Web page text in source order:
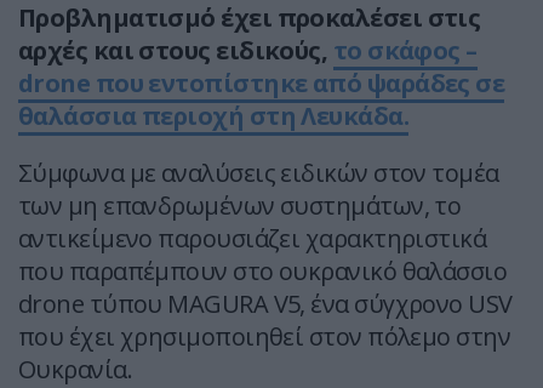
Προβληματισμό έχει προκαλέσει στις
αρχές και στους ειδικούς, το σκάφος –
drone που εντοπίστηκε από ψαράδες σε
θαλάσσια περιοχή στη Λευκάδα.
Σύμφωνα με αναλύσεις ειδικών στον τομέα
των μη επανδρωμένων συστημάτων, το
αντικείμενο παρουσιάζει χαρακτηριστικά
που παραπέμπουν στο ουκρανικό θαλάσσιο
drone τύπου MAGURA V5, ένα σύγχρονο USV
που έχει χρησιμοποιηθεί στον πόλεμο στην
Ουκρανία.